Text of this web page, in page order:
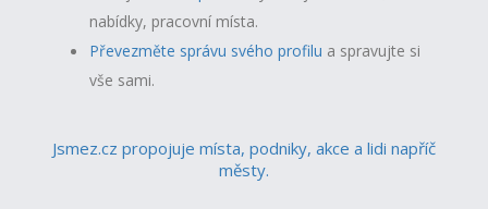
nabídky, pracovní místa.
Převezměte správu svého profilu a spravujte si
vše sami.
Jsmez.cz propojuje místa, podniky, akce a lidi napříč
městy.